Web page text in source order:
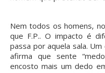
Nem todos os homens,
que F.P.. O impacto é
passa por aquela sala.
afirma que sente
encosto mais um dedo